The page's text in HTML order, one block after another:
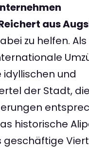
aus
zu helfen. Als
idyllischen und
der Stadt, die
historische
geschäftige